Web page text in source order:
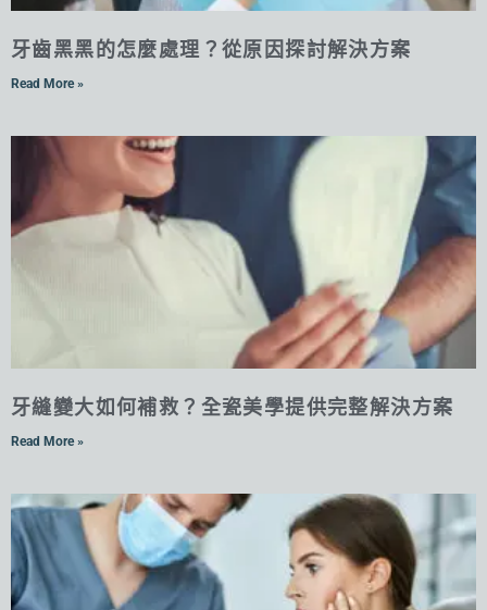
牙齒黑黑的怎麼處理？從原因探討解決方案
Read More »
牙縫變大如何補救？全瓷美學提供完整解決方案
Read More »